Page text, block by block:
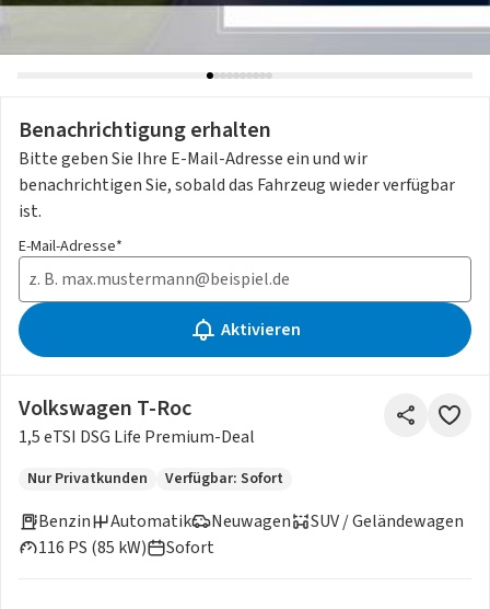
Benachrichtigung erhalten
Bitte geben Sie Ihre E-Mail-Adresse ein und wir
benachrichtigen Sie, sobald das Fahrzeug wieder verfügbar
ist.
E-Mail-Adresse*
Aktivieren
Volkswagen T-Roc
1,5 eTSI DSG Life Premium-Deal
Nur Privatkunden Verfügbar: Sofort
Benzin
Neuwagen
116 PS (85 kW)
Automatik
SUV / Geländewagen
Sofort